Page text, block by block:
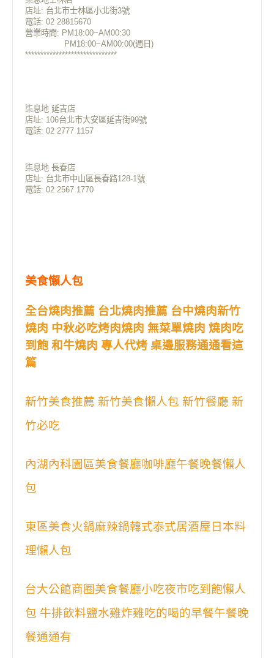
店址: 台北市士林區小北街3號
電話: 02 28815670
營業時間: PM18:00~AM00:30
PM18:00~AM00:00(週日)
******************************
柒息地 延吉店
店址: 106台北市大安區延吉街99號
電話: 02 2777 1157
柒息地 長春店
店址: 台北市中山區長春路128-1號
電話: 02 2567 1770
美食懶人包
全台燒肉推薦 台北燒肉推薦 台中燒肉新竹
燒肉 中秋必吃烤肉燒肉 無菜單燒肉 燒肉吃
到飽 和牛燒肉 專人代烤 桌邊服務通通看這
篇
新竹美食推薦 新竹美食懶人包 新竹餐廳 新
竹必吃
內湖內科園區美食餐廳咖啡廳午餐晚餐懶人
包
東區美食火鍋麻辣鍋韓式泰式居酒屋日本料
理懶人包
台大公館商圈美食餐廳小吃夜市吃到飽懶人
包 牛排飲料鹽水雞炸雞吃的喝的早餐午餐晚
餐通通有